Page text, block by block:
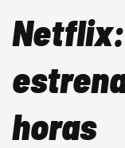
horas